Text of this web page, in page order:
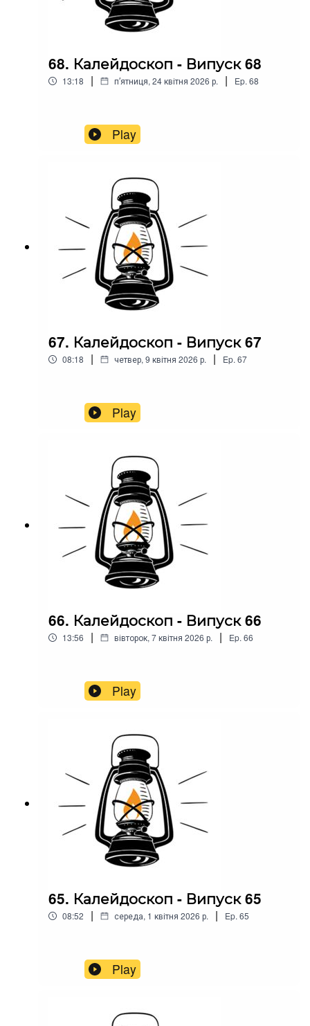
68. Калейдоскоп - Випуск 68
13:18 | пʼятниця, 24 квітня 2026 р. | Ep. 68
Play
67. Калейдоскоп - Випуск 67
08:18 | четвер, 9 квітня 2026 р. | Ep. 67
Play
66. Калейдоскоп - Випуск 66
13:56 | вівторок, 7 квітня 2026 р. | Ep. 66
Play
65. Калейдоскоп - Випуск 65
08:52 | середа, 1 квітня 2026 р. | Ep. 65
Play